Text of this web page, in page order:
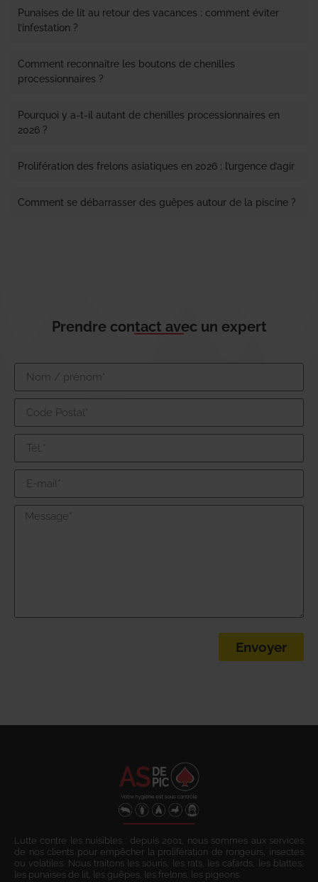
Punaises de lit au retour des vacances : comment éviter
l’infestation ?
Comment reconnaître les boutons de chenilles
processionnaires ?
Pourquoi y a-t-il autant de chenilles processionnaires en
2026 ?
Prolifération des frelons asiatiques en 2026 : l’urgence d’agir
Comment se débarrasser des guêpes autour de la piscine ?
Prendre contact avec un expert
Envoyer
Lutte contre les nuisibles : depuis 2001, nous sommes aux services
de nos clients pour empêcher la prolifération de rongeurs, insectes
ou volatiles. Nous traitons les souris, les rats, les cafards, les blattes,
les punaises de lit, les guêpes, les frelons, les pigeons.